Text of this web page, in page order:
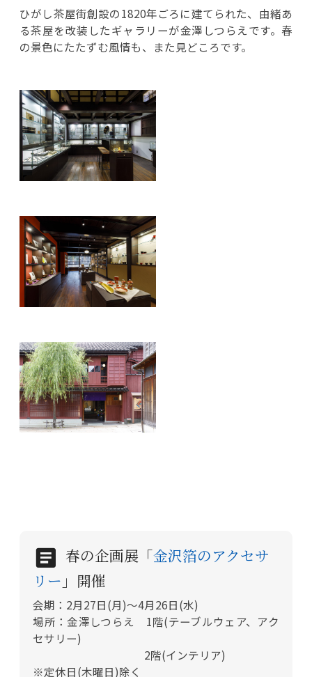
ひがし茶屋街創設の1820年ごろに建てられた、由緒あ
る茶屋を改装したギャラリーが金澤しつらえです。春
の景色にたたずむ風情も、また見どころです。
春の企画展「金沢箔のアクセサ
リー 」開催
会期：2月27日(月)～4月26日(水)
場所：金澤しつらえ 1階(テーブルウェア、アク
セサリー)
2階(インテリア)
※定休日(木曜日)除く